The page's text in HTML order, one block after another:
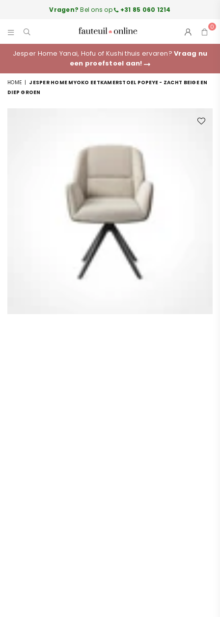
Vragen? Bel ons op +31 85 060 1214
FAUTEUILONLINE.NL
0
Jesper Home Yanai, Hofu of Kushi thuis ervaren?Vraag nu
een proefstoel aan!
HOME | JESPER HOME MYOKO EETKAMERSTOEL POPEYE - ZACHT BEIGE EN
DIEP GROEN